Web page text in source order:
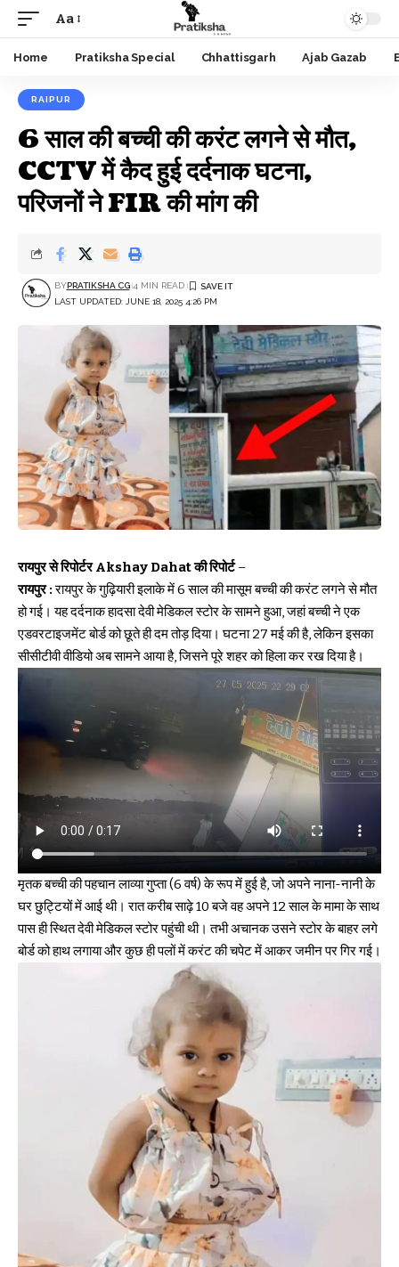
Font
Resizer
Aa
Home Pratiksha Special Chhattisgarh Ajab Gazab
RAIPUR
6 साल की बच्ची की करंट लगने से मौत,
CCTV में कैद हुई दर्दनाक घटना,
परिजनों ने FIR की मांग की
LAST UPDATED: JUNE 18, 2025 4:26 PM
BYPRATIKSHA CG 4 MIN READ
रायपुर से रिपोर्टर Akshay Dahat की रिपोर्ट–
रायपुर :रायपुर के गुढ़ियारी इलाके में 6 साल की मासूम बच्ची की करंट लगने से मौत
हो गई। यह दर्दनाक हादसा देवी मेडिकल स्टोर के सामने हुआ, जहां बच्ची ने एक
एडवरटाइजमेंट बोर्ड को छूते ही दम तोड़ दिया। घटना 27 मई की है, लेकिन इसका
सीसीटीवी वीडियो अब सामने आया है, जिसने पूरे शहर को हिला कर रख दिया है।
मृतक बच्ची की पहचान लाव्या गुप्ता (6 वर्ष) के रूप में हुई है, जो अपने नाना-नानी के
घर छुट्टियों में आई थी। रात करीब साढ़े 10 बजे वह अपने 12 साल के मामा के साथ
पास ही स्थित देवी मेडिकल स्टोर पहुंची थी। तभी अचानक उसने स्टोर के बाहर लगे
बोर्ड को हाथ लगाया और कुछ ही पलों में करंट की चपेट में आकर जमीन पर गिर गई।